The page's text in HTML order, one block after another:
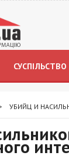
СУСПІЛЬСТВО
УБИЙЦ И